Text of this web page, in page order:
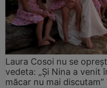
Laura Cosoi nu se
vedeta: „Și Nina a
măcar nu mai discutam”